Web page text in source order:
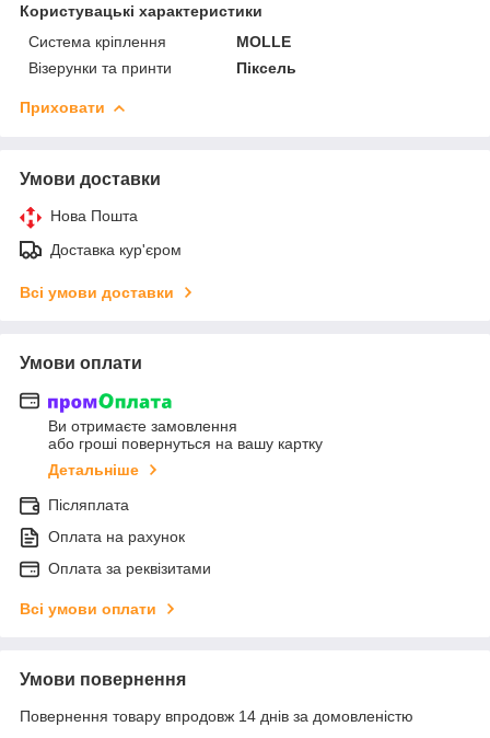
Користувацькі характеристики
Система кріплення
MOLLE
Візерунки та принти
Піксель
Приховати
Умови доставки
Нова Пошта
Доставка кур'єром
Всі умови доставки
Умови оплати
Ви отримаєте замовлення
або гроші повернуться на вашу картку
Детальніше
Післяплата
Оплата на рахунок
Оплата за реквізитами
Всі умови оплати
Умови повернення
Повернення товару впродовж 14 днів за домовленістю